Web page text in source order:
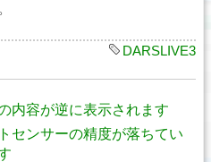
DARSLIVE3
内容が逆に表示されます
センサーの精度が落ちてい